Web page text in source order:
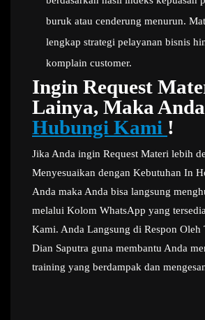
buruk atau cenderung menurun.
lengkap strategi pelayanan bisnis
komplain customer.
Ingin Request
Lainya, Maka
Hubungi Kami !
Jika Anda ingin Request Materi lebih
Menyesuaikan dengan Kebutuhan In
Anda maka Anda bisa langsung
melalui Kolom WhatsApp yang
Kami. Anda Langsung di Respon Oleh
Dian Saputra guna membantu Anda
training yang berdampak dan